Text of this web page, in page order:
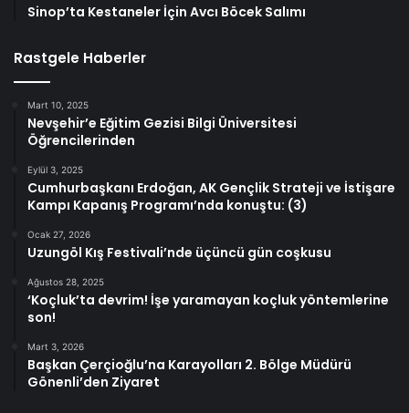
Sinop’ta Kestaneler İçin Avcı Böcek Salımı
Rastgele Haberler
Mart 10, 2025
Nevşehir’e Eğitim Gezisi Bilgi Üniversitesi
Öğrencilerinden
Eylül 3, 2025
Cumhurbaşkanı Erdoğan, AK Gençlik Strateji ve İstişare
Kampı Kapanış Programı’nda konuştu: (3)
Ocak 27, 2026
Uzungöl Kış Festivali’nde üçüncü gün coşkusu
Ağustos 28, 2025
‘Koçluk’ta devrim! İşe yaramayan koçluk yöntemlerine
son!
Mart 3, 2026
Başkan Çerçioğlu’na Karayolları 2. Bölge Müdürü
Gönenli’den Ziyaret